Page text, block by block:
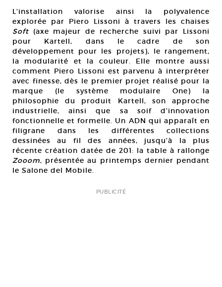
L’installation valorise ainsi la polyvalence
explorée par Piero Lissoni à travers les chaises
Soft (axe majeur de recherche suivi par Lissoni
pour Kartell, dans le cadre de son
développement pour les projets), le rangement,
la modularité et la couleur. Elle montre aussi
comment Piero Lissoni est parvenu à interpréter
avec finesse, dès le premier projet réalisé pour la
marque (le système modulaire One) la
philosophie du produit Kartell, son approche
industrielle, ainsi que sa soif d’innovation
fonctionnelle et formelle. Un ADN qui apparaît en
filigrane dans les différentes collections
dessinées au fil des années, jusqu’à la plus
récente création datée de 201: la table à rallonge
Zooom, présentée au printemps dernier pendant
le Salone del Mobile.
PUBLICITÉ